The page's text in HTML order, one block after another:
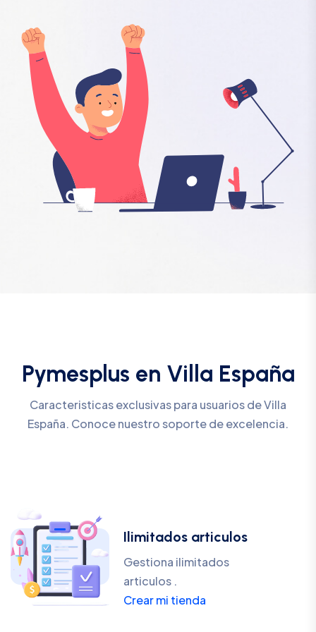
Pymesplus en Villa España
Caracteristicas exclusivas para usuarios de Villa
España. Conoce nuestro soporte de excelencia.
Ilimitados articulos
Gestiona ilimitados
articulos .
Crear mi tienda